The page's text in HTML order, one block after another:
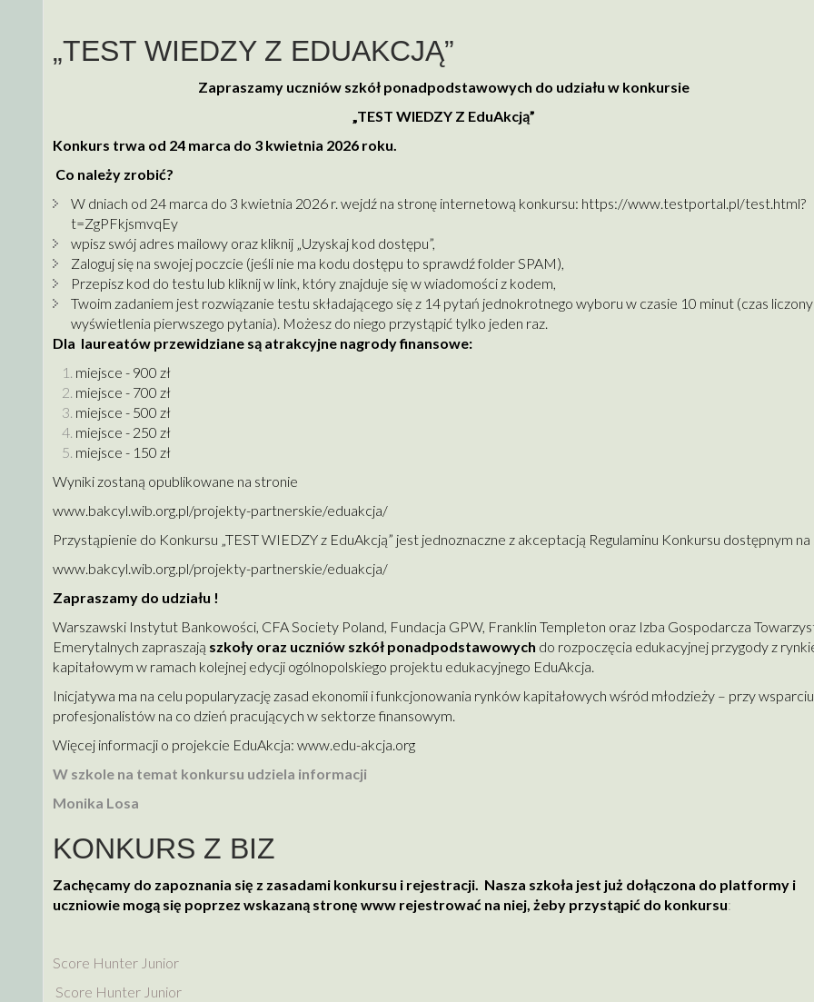
„TEST WIEDZY Z EDUAKCJĄ”
Zapraszamy uczniów szkół ponadpodstawowych do udziału w konkursie
„TEST WIEDZY Z EduAkcją”
Konkurs trwa od 24 marca do 3 kwietnia 2026 roku.
Co należy zrobić?
W dniach od 24 marca do 3 kwietnia 2026 r. wejdź na stronę internetową konkursu: https://www.testportal.pl/test.html?
t=ZgPFkjsmvqEy
wpisz swój adres mailowy oraz kliknij „Uzyskaj kod dostępu”,
Zaloguj się na swojej poczcie (jeśli nie ma kodu dostępu to sprawdź folder SPAM),
Przepisz kod do testu lub kliknij w link, który znajduje się w wiadomości z kodem,
Twoim zadaniem jest rozwiązanie testu składającego się z 14 pytań jednokrotnego wyboru w czasie 10 minut (czas
wyświetlenia pierwszego pytania). Możesz do niego przystąpić tylko jeden raz.
Dla laureatów przewidziane są atrakcyjne nagrody finansowe:
miejsce - 900 zł
miejsce - 700 zł
miejsce - 500 zł
miejsce - 250 zł
miejsce - 150 zł
Wyniki zostaną opublikowane na stronie
www.bakcyl.wib.org.pl/projekty-partnerskie/eduakcja/
Przystąpienie do Konkursu „TEST WIEDZY z EduAkcją” jest jednoznaczne z akceptacją Regulaminu Konkursu dostępnym
www.bakcyl.wib.org.pl/projekty-partnerskie/eduakcja/
Zapraszamy do udziału !
Warszawski Instytut Bankowości, CFA Society Poland, Fundacja GPW, Franklin Templeton oraz Izba Gospodarcza
Emerytalnych zapraszają szkoły oraz uczniów szkół ponadpodstawowych do rozpoczęcia edukacyjnej przygody z
kapitałowym w ramach kolejnej edycji ogólnopolskiego projektu edukacyjnego EduAkcja.
Inicjatywa ma na celu popularyzację zasad ekonomii i funkcjonowania rynków kapitałowych wśród młodzieży – przy wsparciu
profesjonalistów na co dzień pracujących w sektorze finansowym.
Więcej informacji o projekcie EduAkcja: www.edu-akcja.org
W szkole na temat konkursu udziela informacji
Monika Losa
KONKURS Z BIZ
Zachęcamy do zapoznania się z zasadami konkursu i rejestracji. Nasza szkoła jest już dołączona do platformy i
uczniowie mogą się poprzez wskazaną stronę www rejestrować na niej, żeby przystąpić do konkursu:
Score Hunter Junior
Score Hunter Junior